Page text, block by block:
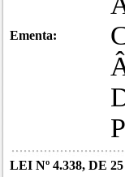
Ementa:
LEI Nº 4.338, DE